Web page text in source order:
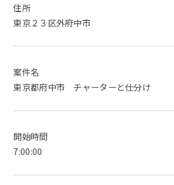
住所
東京２３区外府中市
案件名
東京都府中市 チャーターと仕分け
開始時間
7:00:00